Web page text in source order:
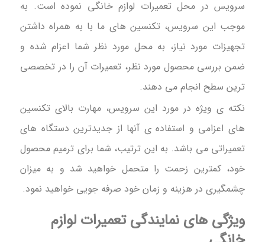
سرویس در محل تعمیرات لوازم خانگی نموده است. به
موجب این سرویس، تکنسین های ما با به همراه داشتن
تجهیزات مورد نیاز، به محل مورد نظر شما اعزام شده و
ضمن بررسی محصول مورد نظر، تعمیرات آن را در تخصصی
ترین سطح انجام می دهند.
نکته ی ویژه در مورد این سرویس، مهارت بالای تکنسین
های اعزامی و استفاده ی آنها از جدیدترین دستگاه های
تعمیراتی می باشد. به این ترتیب، شما برای ترمیم محصول
خود، کمترین زحمت را متحمل خواهید شد و به میزان
چشمگیری در هزینه و زمان خود صرفه جویی خواهید نمود.
ویژگی های نمایندگی تعمیرات لوازم